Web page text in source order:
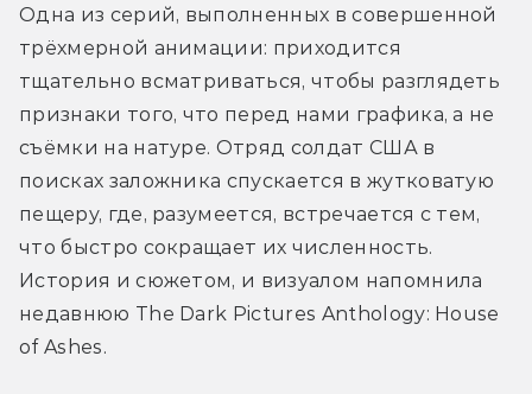
Одна из серий, выполненных в совершенной
трёхмерной анимации: приходится
тщательно всматриваться, чтобы разглядеть
признаки того, что перед нами графика, а не
съёмки на натуре. Отряд солдат США в
поисках заложника спускается в жутковатую
пещеру, где, разумеется, встречается с тем,
что быстро сокращает их численность.
История и сюжетом, и визуалом напомнила
недавнюю The Dark Pictures Anthology: House
of Ashes.